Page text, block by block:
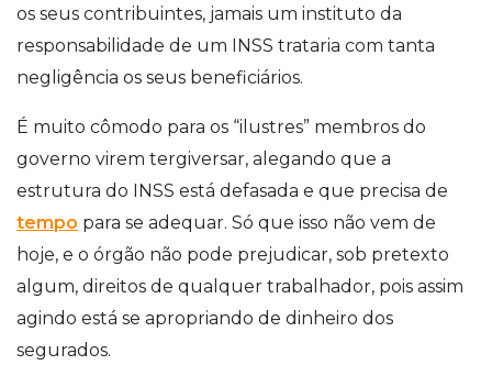
os seus contribuintes, jamais um instituto da
responsabilidade de um INSS trataria com tanta
negligência os seus beneficiários.
É muito cômodo para os “ilustres” membros do
governo virem tergiversar, alegando que a
estrutura do INSS está defasada e que precisa de
tempo para se adequar. Só que isso não vem de
hoje, e o órgão não pode prejudicar, sob pretexto
algum, direitos de qualquer trabalhador, pois assim
agindo está se apropriando de dinheiro dos
segurados.